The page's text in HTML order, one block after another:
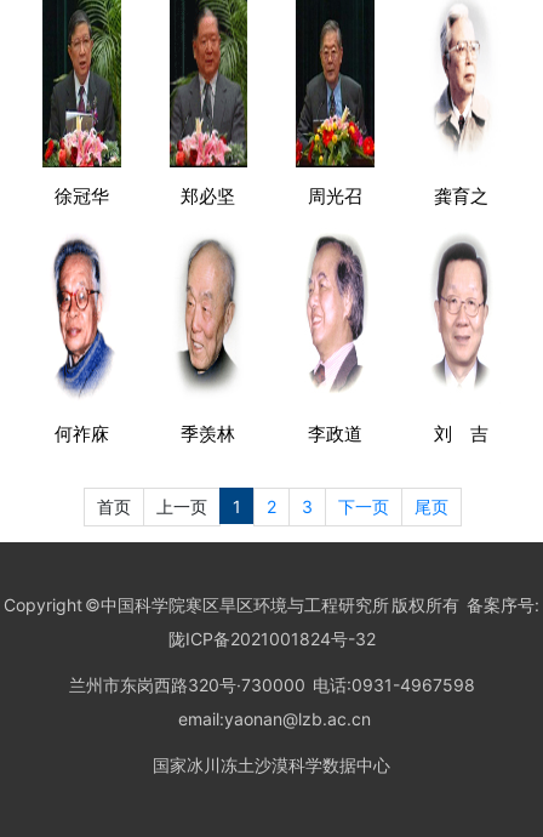
徐冠华 郑必坚 周光召 龚育之
何祚庥 季羡林 李政道 刘 吉
首页 上一页 1 2 3 下一页 尾页
Copyright ©中国科学院寒区旱区环境与工程研究所 版权所有 备案序号:
陇ICP备2021001824号-32
兰州市东岗西路320号·730000 电话:0931-4967598
email:yaonan@lzb.ac.cn
国家冰川冻土沙漠科学数据中心